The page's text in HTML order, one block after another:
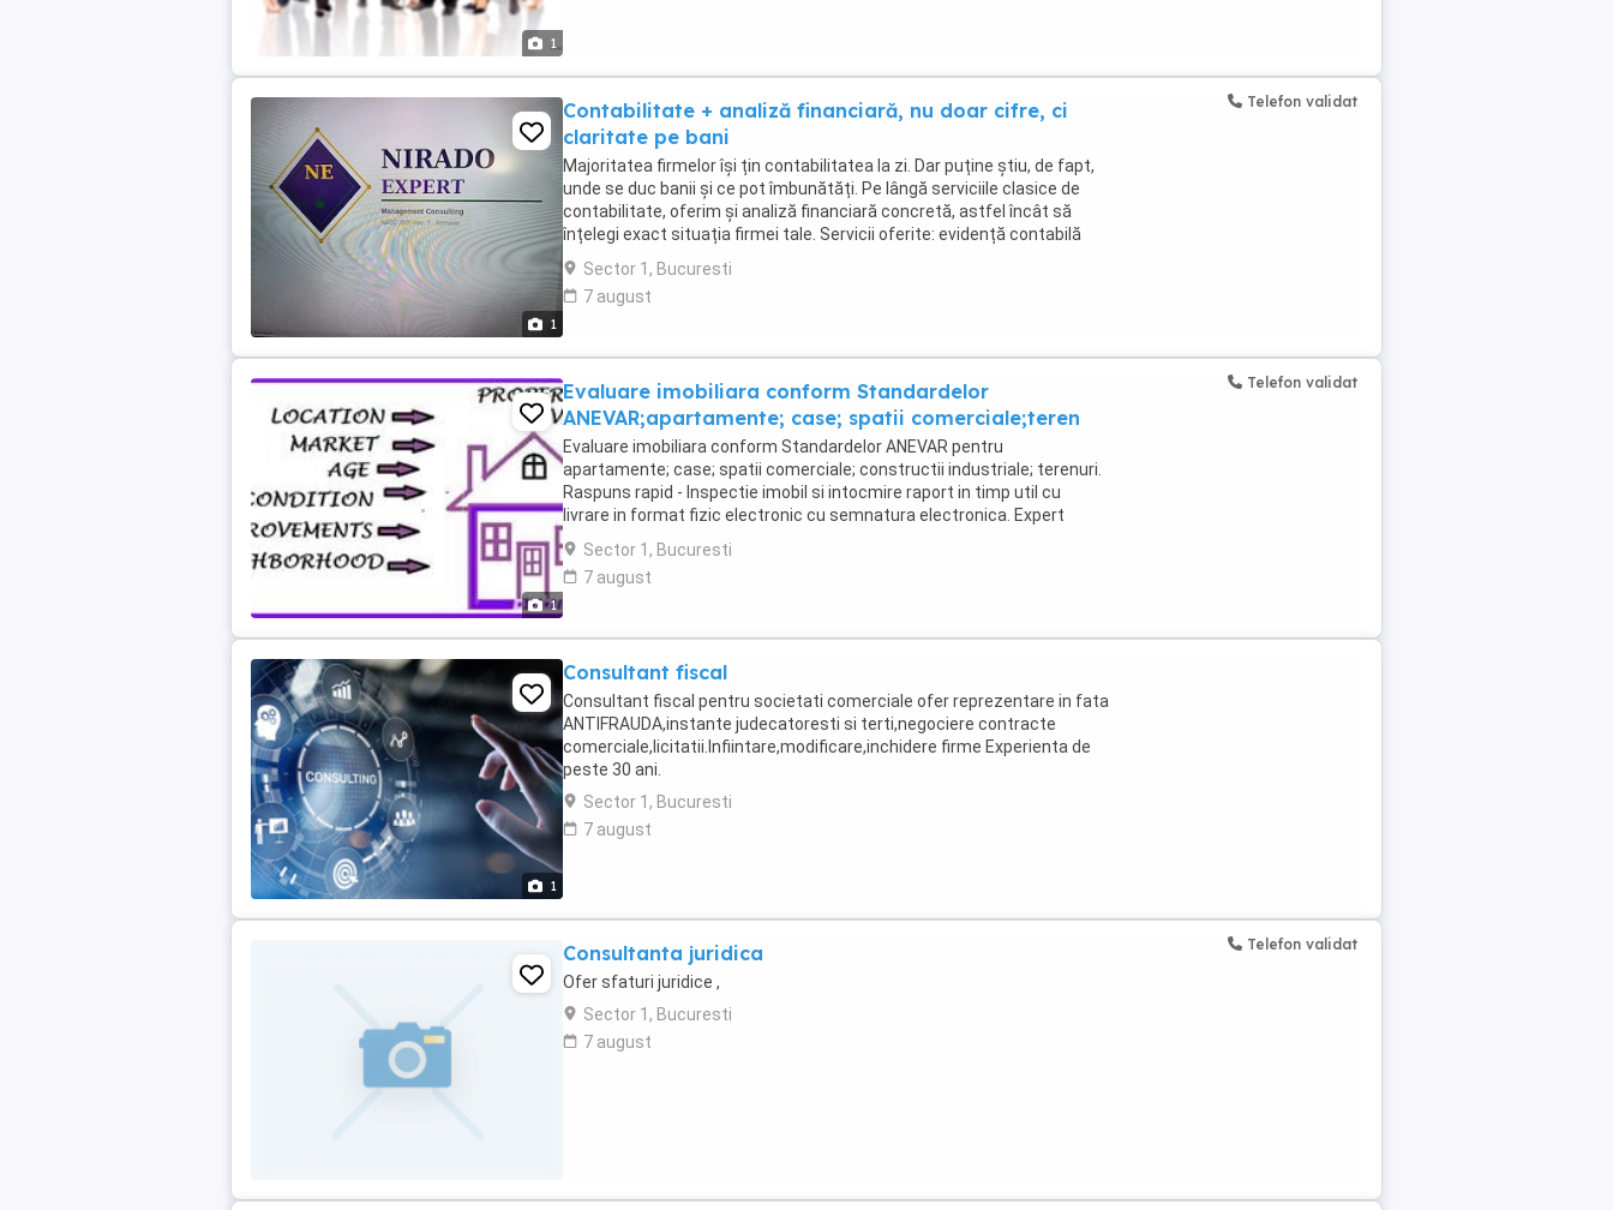
1
1
Contabilitate + analiză financiară, nu doar cifre, ci
claritate pe bani
Majoritatea firmelor își țin contabilitatea la zi. Dar puține știu, de fapt,
unde se duc banii și ce pot îmbunătăți. Pe lângă serviciile clasice de
contabilitate, oferim și analiză financiară concretă, astfel încât să
înțelegi exact situația firmei tale. Servicii oferite: evidență contabilă
completă ...
Sector 1, Bucuresti
7 august
Telefon validat
1
Evaluare imobiliara conform Standardelor
ANEVAR;apartamente; case; spatii comerciale;teren
Evaluare imobiliara conform Standardelor ANEVAR pentru
apartamente; case; spatii comerciale; constructii industriale; terenuri.
Raspuns rapid - Inspectie imobil si intocmire raport in timp util cu
livrare in format fizic electronic cu semnatura electronica. Expert
tehnic judiciar realizez evaluare ...
Sector 1, Bucuresti
7 august
Telefon validat
1
Consultant fiscal
Consultant fiscal pentru societati comerciale ofer reprezentare in fata
ANTIFRAUDA,instante judecatoresti si terti,negociere contracte
comerciale,licitatii.Infiintare,modificare,inchidere firme Experienta de
peste 30 ani.
Sector 1, Bucuresti
7 august
Consultanta juridica
Ofer sfaturi juridice ,
Sector 1, Bucuresti
7 august
Telefon validat